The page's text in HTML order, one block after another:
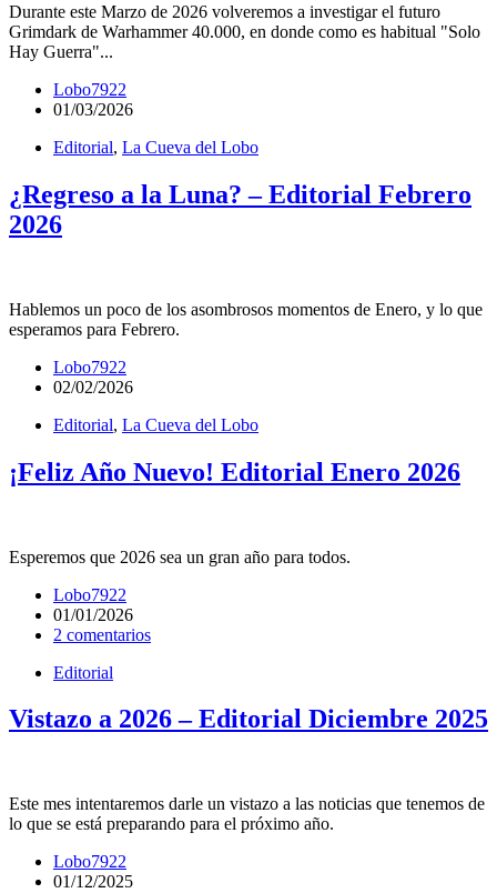
Durante este Marzo de 2026 volveremos a investigar el futuro
Grimdark de Warhammer 40.000, en donde como es habitual "Solo
Hay Guerra"...
Lobo7922
01/03/2026
Editorial, La Cueva del Lobo
¿Regreso a la Luna? – Editorial Febrero
2026
Hablemos un poco de los asombrosos momentos de Enero, y lo que
esperamos para Febrero.
Lobo7922
02/02/2026
Editorial, La Cueva del Lobo
¡Feliz Año Nuevo! Editorial Enero 2026
Esperemos que 2026 sea un gran año para todos.
Lobo7922
01/01/2026
2 comentarios
Editorial
Vistazo a 2026 – Editorial Diciembre 2025
Este mes intentaremos darle un vistazo a las noticias que tenemos de
lo que se está preparando para el próximo año.
Lobo7922
01/12/2025